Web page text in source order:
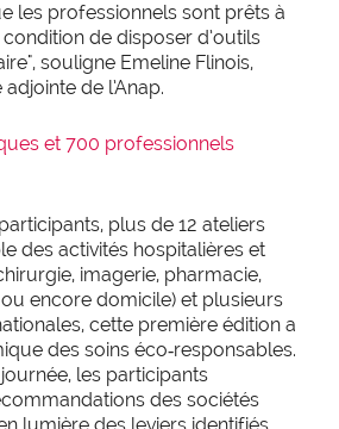
Mentale
les professionnels sont prêts à
condition de disposer d’outils
", souligne Emeline Flinois,
de l’Anap.
et 700 professionnels
plus de 12 ateliers
des activités hospitalières et
imagerie, pharmacie,
encore domicile) et plusieurs
cette première édition a
des soins éco‑responsables.
les participants
des sociétés